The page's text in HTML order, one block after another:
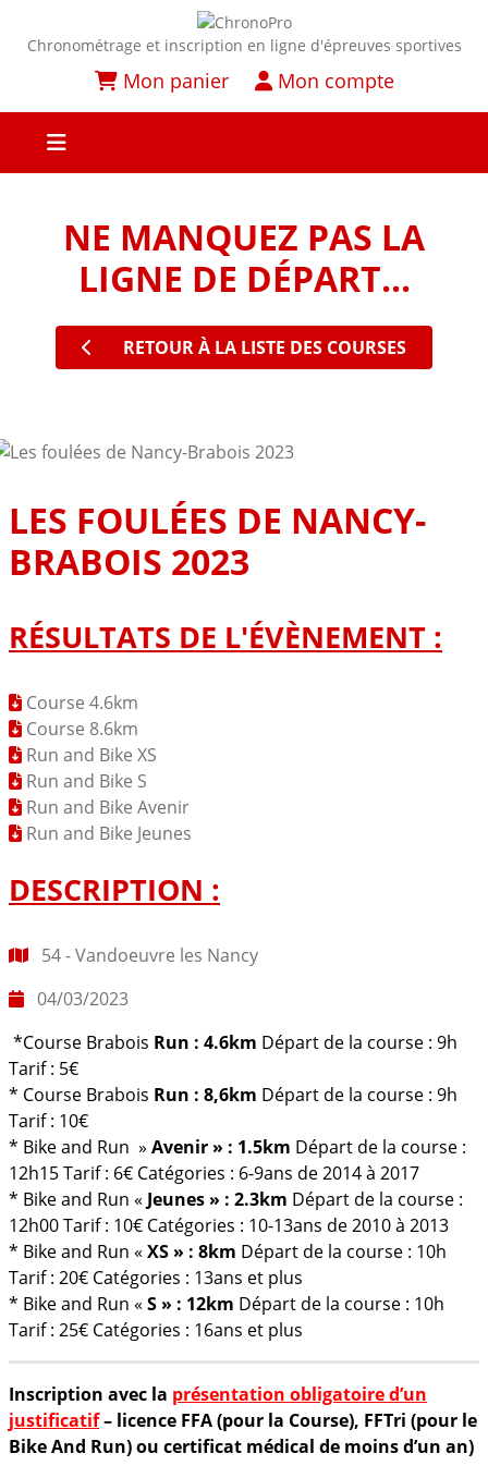
Chronométrage et inscription en ligne d'épreuves sportives
Mon panier Mon compte
NE MANQUEZ PAS LA
LIGNE DE DÉPART...
RETOUR À LA LISTE DES COURSES
LES FOULÉES DE NANCY-
BRABOIS 2023
RÉSULTATS DE L'ÉVÈNEMENT :
Course 4.6km
Course 8.6km
Run and Bike XS
Run and Bike S
Run and Bike Avenir
Run and Bike Jeunes
DESCRIPTION :
54 - Vandoeuvre les Nancy
04/03/2023
*Course Brabois Run : 4.6km Départ de la course : 9h
Tarif : 5€
* Course Brabois Run : 8,6km Départ de la course : 9h
Tarif : 10€
* Bike and Run » Avenir » : 1.5km Départ de la course :
12h15 Tarif : 6€ Catégories : 6-9ans de 2014 à 2017
* Bike and Run « Jeunes » : 2.3km Départ de la course :
12h00 Tarif : 10€ Catégories : 10-13ans de 2010 à 2013
* Bike and Run « XS » : 8km Départ de la course : 10h
Tarif : 20€ Catégories : 13ans et plus
* Bike and Run « S » : 12km Départ de la course : 10h
Tarif : 25€ Catégories : 16ans et plus
Inscription avec la présentation obligatoire d’un
justificatif– licence FFA (pour la Course), FFTri (pour le
Bike And Run) ou certificat médical de moins d’un an)